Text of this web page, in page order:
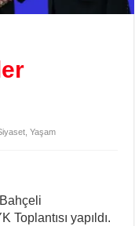
,Yaşam
yapıldı.